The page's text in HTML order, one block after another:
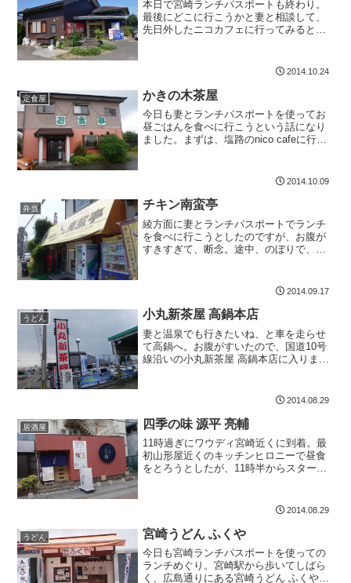
本日で宮崎ランチパスポートも終わり。
最後にどこに行こうかと妻と相談して、
先日外したニコカフェに行ってみるとお
ました。洋食屋さんなんですね。店内に
2014.10.24
定食屋 かきの木茶屋
今日も妻とランチパスポートを使ってお
昼ごはんを食べに行こうという話になり
ました。まずは、塩路のnico cafeに行っ
に入り、あった、あったと駐車場に車を
2014.10.09
弁当 チキン南蛮亭
綾方面に妻とランチパスポートでランチ
を食べに行こうとしたのですが、お腹が
すきすぎて、断念。途中、のぼりで、お
を下ろして、近くの市の公園に駐車して
2014.09.17
うどん 小丸新茶屋 高鍋本店
妻と温泉でも行きたいね、と車を走らせ
て高鍋へ。お腹がすいたので、国道10号
線沿いの小丸新茶屋 高鍋本店に入りまし
と思ってはいましたが、お昼には、ほぼ
2014.08.29
居酒屋 四季の味 源平 亮輔
11時過ぎにワウディ宮崎近くに到着。最
初山形屋近くのキッチンヒロニーで昼食
をとろうとしたが、11時半からスタート
四季の味 源平 亮輔に行ってきました。と
2014.08.29
うどん 宮崎うどん ふくや
今日も宮崎ランチパスポートを使っての
ランチめぐり。宮崎駅から歩いてしばら
く、広島通りにある宮崎うどん ふくやで